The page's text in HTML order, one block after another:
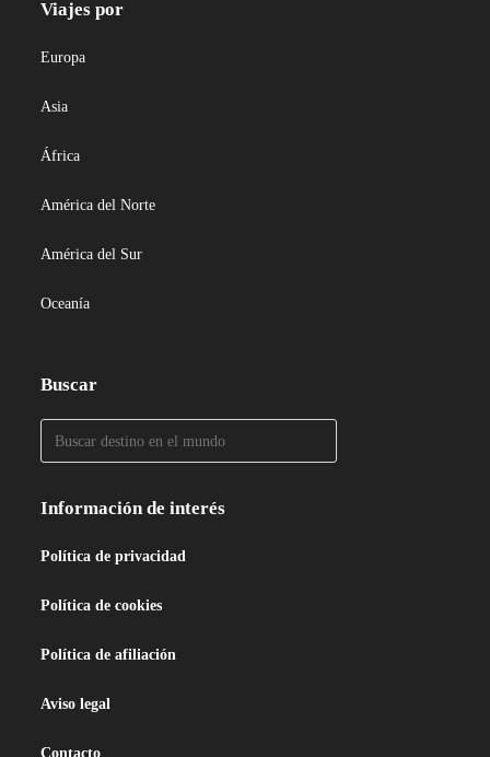
Viajes por
Europa
Asia
África
América del Norte
América del Sur
Oceanía
Buscar
Información de interés
Política de privacidad
Política de cookies
Política de afiliación
Aviso legal
Contacto